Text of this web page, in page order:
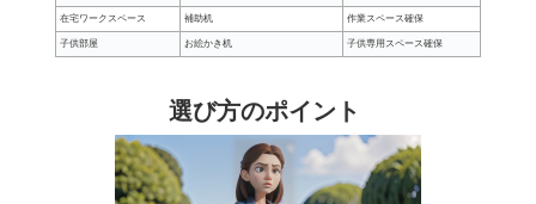
在宅ワークスペース 補助机 作業スペース確保
子供部屋 お絵かき机 子供専用スペース確保
選び方のポイント